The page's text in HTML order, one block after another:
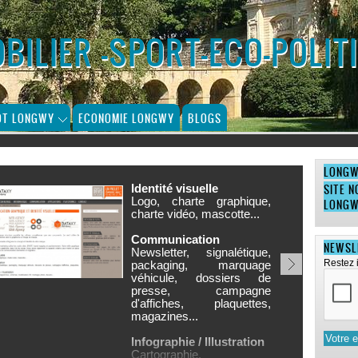
-SPORT-ECO-
LONGWY ECONOMIE LONGWY BLOGS
Identité visuelle
Logo, charte graphique,
charte vidéo, mascotte...
Communication
Newsletter, signalétique,
packaging, marquage
véhicule, dossiers de
presse, campagne
d'affiches, plaquettes,
magazines...
Infographie / Illustration
Cartographie,
SITE
Restez